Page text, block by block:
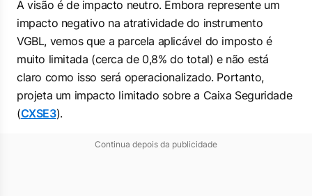
A visão é de impacto neutro. Embora represente um
impacto negativo na atratividade do instrumento
VGBL, vemos que a parcela aplicável do imposto é
muito limitada (cerca de 0,8% do total) e não está
claro como isso será operacionalizado. Portanto,
projeta um impacto limitado sobre a Caixa Seguridade
(CXSE3).
Continua depois da publicidade